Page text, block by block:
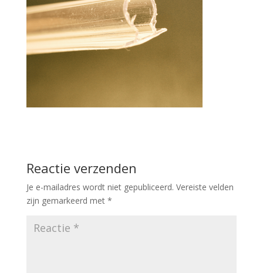
Reactie verzenden
Je e-mailadres wordt niet gepubliceerd. Vereiste velden
zijn gemarkeerd met *